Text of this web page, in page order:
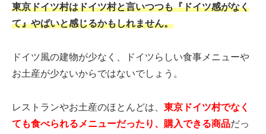
東京ドイツ村はドイツ村と言いつつも『ドイツ感がなく
て』やばいと感じるかもしれません。
ドイツ風の建物が少なく、ドイツらしい食事メニューや
お土産が少ないからではないでしょう。
レストランやお土産のほとんどは、 東京ドイツ村でなく
ても食べられるメニューだったり、購入できる商品だっ